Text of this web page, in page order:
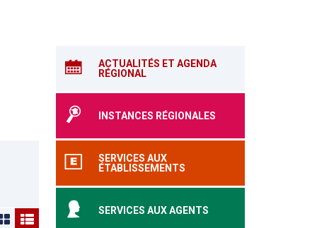
ACTUALITÉS ET AGENDA
RÉGIONAL
INSTANCES RÉGIONALES
SERVICES AUX
ÉTABLISSEMENTS
SERVICES AUX AGENTS